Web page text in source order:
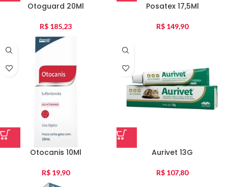
Otoguard 20Ml
R$ 185,23
Posatex 17,5Ml
R$ 149,90
Otocanis 10Ml
R$ 19,90
Aurivet 13G
R$ 107,80